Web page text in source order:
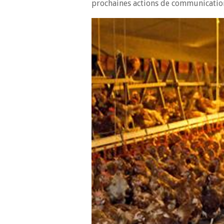
prochaines actions de